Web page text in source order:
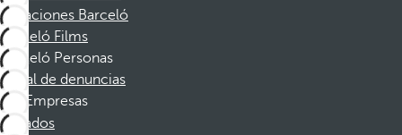
Vacaciones Barceló
Barceló Films
Barceló Personas
Canal de denuncias
Empresas
Afiliados